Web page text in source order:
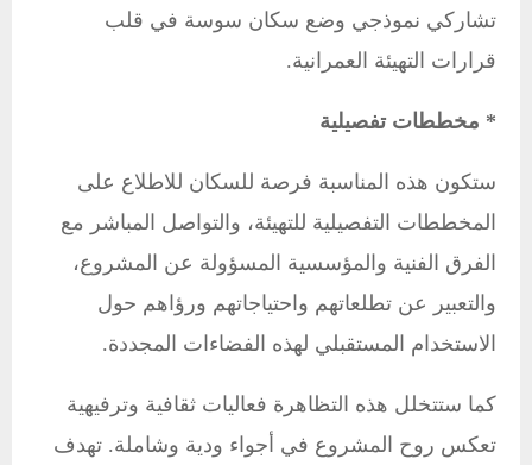
تشاركي نموذجي وضع سكان سوسة في قلب
قرارات التهيئة العمرانية.
* مخططات تفصيلية
ستكون هذه المناسبة فرصة للسكان للاطلاع على
المخططات التفصيلية للتهيئة، والتواصل المباشر مع
الفرق الفنية والمؤسسية المسؤولة عن المشروع،
والتعبير عن تطلعاتهم واحتياجاتهم ورؤاهم حول
الاستخدام المستقبلي لهذه الفضاءات المجددة.
كما ستتخلل هذه التظاهرة فعاليات ثقافية وترفيهية
تعكس روح المشروع في أجواء ودية وشاملة. تهدف